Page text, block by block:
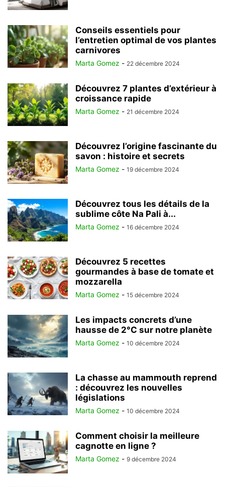
Conseils essentiels pour
l’entretien optimal de vos plantes
carnivores
Marta Gomez - 22 décembre 2024
Découvrez 7 plantes d’extérieur à
croissance rapide
Marta Gomez - 21 décembre 2024
Découvrez l’origine fascinante du
savon : histoire et secrets
Marta Gomez - 19 décembre 2024
Découvrez tous les détails de la
sublime côte Na Pali à...
Marta Gomez - 16 décembre 2024
Découvrez 5 recettes
gourmandes à base de tomate et
mozzarella
Marta Gomez - 15 décembre 2024
Les impacts concrets d’une
hausse de 2°C sur notre planète
Marta Gomez - 10 décembre 2024
La chasse au mammouth reprend
: découvrez les nouvelles
législations
Marta Gomez - 10 décembre 2024
Comment choisir la meilleure
cagnotte en ligne ?
Marta Gomez - 9 décembre 2024